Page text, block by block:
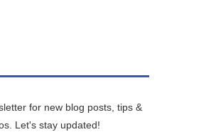
for new blog posts, tips &
Let's stay updated!